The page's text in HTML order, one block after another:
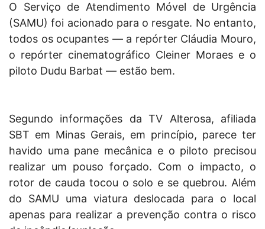
O Serviço de Atendimento Móvel de Urgência
(SAMU) foi acionado para o resgate. No entanto,
todos os ocupantes — a repórter Cláudia Mouro,
o repórter cinematográfico Cleiner Moraes e o
piloto Dudu Barbat — estão bem.
Segundo informações da TV Alterosa, afiliada
SBT em Minas Gerais, em princípio, parece ter
havido uma pane mecânica e o piloto precisou
realizar um pouso forçado. Com o impacto, o
rotor de cauda tocou o solo e se quebrou. Além
do SAMU uma viatura deslocada para o local
apenas para realizar a prevenção contra o risco